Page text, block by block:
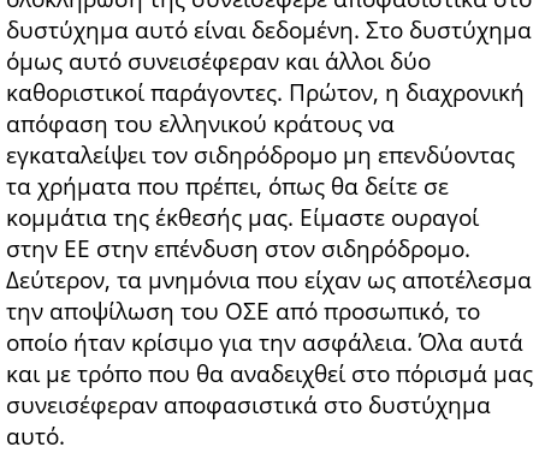
δυστύχημα αυτό είναι δεδομένη. Στο δυστύχημα
όμως αυτό συνεισέφεραν και άλλοι δύο
καθοριστικοί παράγοντες. Πρώτον, η διαχρονική
απόφαση του ελληνικού κράτους να
εγκαταλείψει τον σιδηρόδρομο μη επενδύοντας
τα χρήματα που πρέπει, όπως θα δείτε σε
κομμάτια της έκθεσής μας. Είμαστε ουραγοί
στην ΕΕ στην επένδυση στον σιδηρόδρομο.
Δεύτερον, τα μνημόνια που είχαν ως αποτέλεσμα
την αποψίλωση του ΟΣΕ από προσωπικό, το
οποίο ήταν κρίσιμο για την ασφάλεια. Όλα αυτά
και με τρόπο που θα αναδειχθεί στο πόρισμά μας
συνεισέφεραν αποφασιστικά στο δυστύχημα
αυτό.